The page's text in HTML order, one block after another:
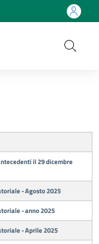
il 29 dicembre
- Agosto 2025
- anno 2025
- Aprile 2025